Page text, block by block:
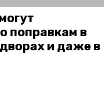
поправкам в
и даже в